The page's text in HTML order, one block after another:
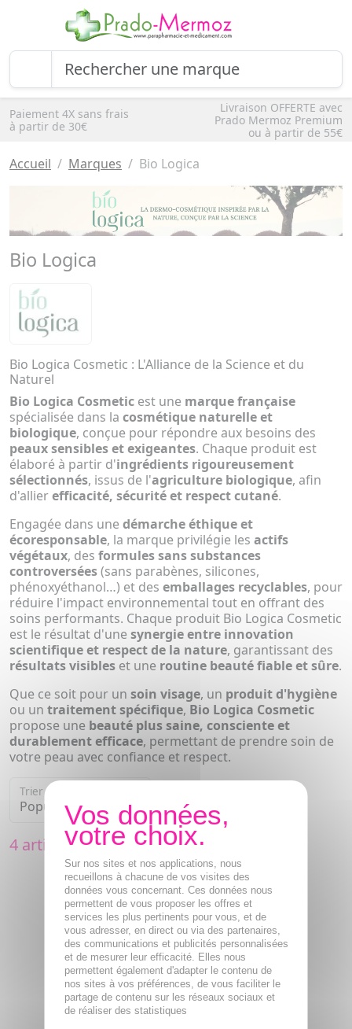
Paiement 4X sans frais
à partir de 30€
Livraison OFFERTE avec
Prado Mermoz Premium
ou à partir de 55€
Accueil Marques Bio Logica
Bio Logica
Bio Logica Cosmetic : L'Alliance de la Science et du
Naturel
Bio Logica Cosmetic est une marque française
spécialisée dans la cosmétique naturelle et
biologique, conçue pour répondre aux besoins des
peaux sensibles et exigeantes. Chaque produit est
élaboré à partir d'ingrédients rigoureusement
sélectionnés, issus de l'agriculture biologique, afin
d'allierefficacité, sécurité et respect cutané.
Engagée dans une démarche éthique et
écoresponsable, la marque privilégie les actifs
végétaux, des formules sans substances
controversées(sans parabènes, silicones,
phénoxyéthanol…) et des emballages recyclables, pour
réduire l'impact environnemental tout en offrant des
soins performants. Chaque produit Bio Logica Cosmetic
est le résultat d'une synergie entre innovation
scientifique et respect de la nature, garantissant des
résultats visibles et une routine beauté fiable et sûre.
Que ce soit pour un soin visage, un produit d'hygiène
ou un traitement spécifique, Bio Logica Cosmetic
propose une beauté plus saine, consciente et
durablement efficace, permettant de prendre soin de
votre peau avec confiance et respect.
Trier par
4 articles
Sur nos sites et nos applications, nous
recueillons à chacune de vos visites des
données vous concernant. Ces données nous
permettent de vous proposer les offres et
services les plus pertinents pour vous, et de
vous adresser, en direct ou via des partenaires,
des communications et publicités personnalisées
et de mesurer leur efficacité. Elles nous
permettent également d'adapter le contenu de
nos sites à vos préférences, de vous faciliter le
partage de contenu sur les réseaux sociaux et
de réaliser des statistiques